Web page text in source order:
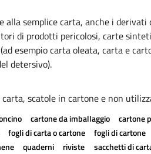
semplice carta, anche i
di prodotti pericolosi, carte
esempio carta oleata, carta e
detersivo).
scatole in cartone e non
cartone da imballaggio cartone
fogli di carta o cartone fogli di cartone
quaderni riviste sacchetti di